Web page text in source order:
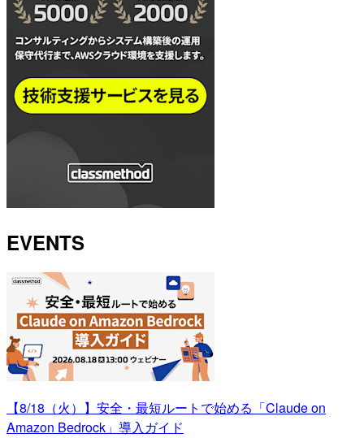
EVENTS
【8/18（火）】安全・最短ルートで始める「Claude on
Amazon Bedrock」導入ガイド